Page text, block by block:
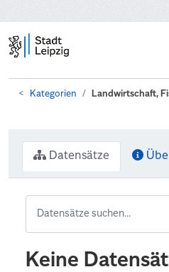
Kategorien Landwirtschaft,
Datensätze
Keine